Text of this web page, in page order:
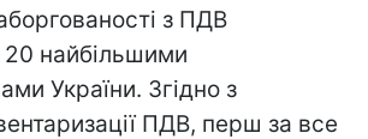
з ПДВ
найбільшими
України. Згідно з
ПДВ, перш за все